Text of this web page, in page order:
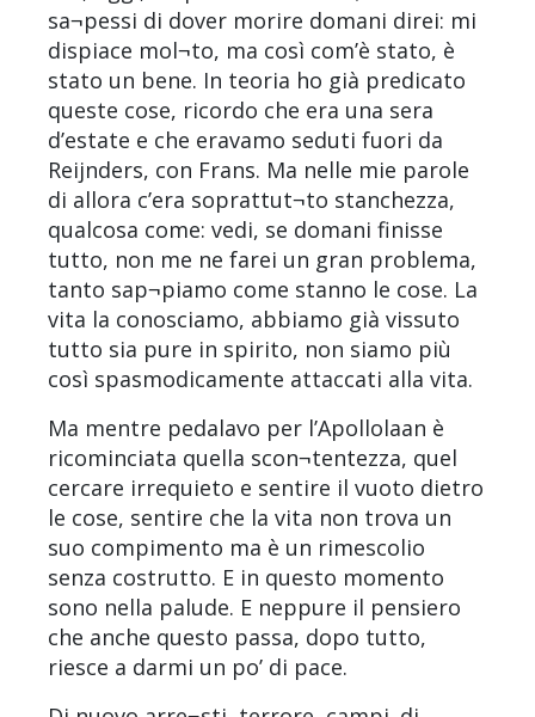
sa¬pessi di dover morire domani direi: mi
dispiace mol¬to, ma così com’è stato, è
stato un bene. In teoria ho già predicato
queste cose, ricordo che era una sera
d’estate e che eravamo seduti fuori da
Reijnders, con Frans. Ma nelle mie parole
di allora c’era soprattut¬to stanchezza,
qualcosa come: vedi, se domani finisse
tutto, non me ne farei un gran problema,
tanto sap¬piamo come stanno le cose. La
vita la conosciamo, abbiamo già vissuto
tutto sia pure in spirito, non siamo più
così spasmodicamente attaccati alla vita.
Ma mentre pedalavo per l’Apollolaan è
ricominciata quella scon¬tentezza, quel
cercare irrequieto e sentire il vuoto dietro
le cose, sentire che la vita non trova un
suo compimento ma è un rimescolio
senza costrutto. E in questo momento
sono nella palude. E neppure il pensiero
che anche questo passa, dopo tutto,
riesce a darmi un po’ di pace.